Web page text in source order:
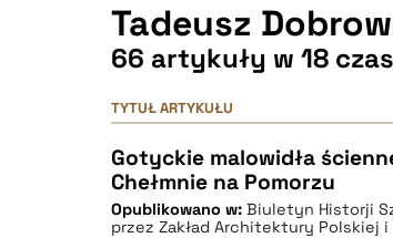
Tadeusz
66 artykuły w 18
TYTUŁ ARTYKUŁU
Gotyckie malowidła
Chełmnie na Pomorzu
Opublikowano w: Biuletyn Historji
przez Zakład Architektury Polskiej